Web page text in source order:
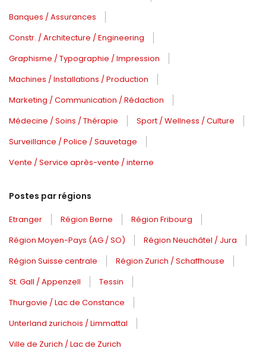
Banques / Assurances
Constr. / Architecture / Engineering
Graphisme / Typographie / Impression
Machines / Installations / Production
Marketing / Communication / Rédaction
Médecine / Soins / Thérapie
Sport / Wellness / Culture
Surveillance / Police / Sauvetage
Vente / Service après-vente / interne
Postes par régions
Etranger Région Berne
Région Fribourg
Région Moyen-Pays (AG / SO)
Région Neuchâtel / Jura
Région Suisse centrale
Région Zurich / Schaffhouse
St. Gall / Appenzell
Tessin
Thurgovie / Lac de Constance
Unterland zurichois / Limmattal
Ville de Zurich / Lac de Zurich